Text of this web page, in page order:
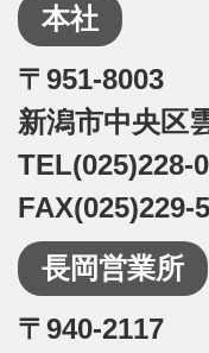
本社
〒951-8003
新潟市中央区
TEL(025)228-
FAX(025)229-
長岡営業所
〒940-2117